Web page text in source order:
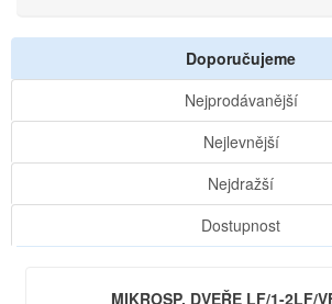
Doporučujeme
Nejprodávanější
Nejlevnější
Nejdražší
Dostupnost
MIKROSP. DVEŘE LF/1-2LF/